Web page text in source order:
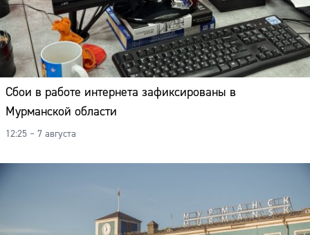
Сбои в работе интернета зафиксированы в
Мурманской области
12:25 – 7 августа